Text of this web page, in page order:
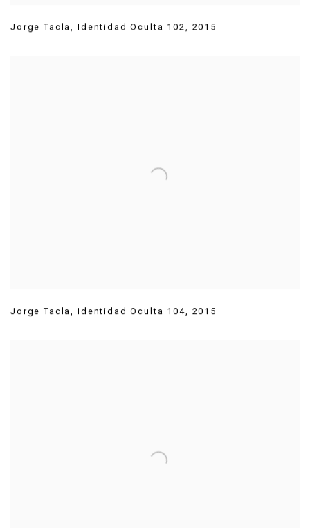
Jorge Tacla, Identidad Oculta 102, 2015
Jorge Tacla, Identidad Oculta 104, 2015